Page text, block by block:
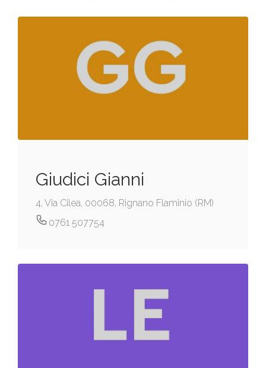
Giudici Gianni
4, Via Cilea, 00068, Rignano Flaminio (RM)
0761 507754